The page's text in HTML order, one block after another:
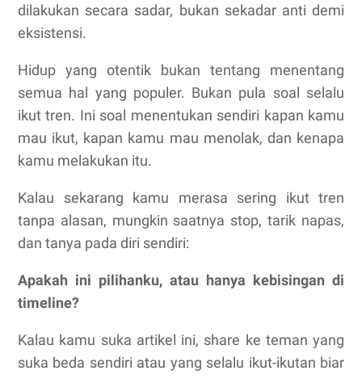
dilakukan secara sadar, bukan sekadar anti demi
eksistensi.
Hidup yang otentik bukan tentang menentang
semua hal yang populer. Bukan pula soal selalu
ikut tren. Ini soal menentukan sendiri kapan kamu
mau ikut, kapan kamu mau menolak, dan kenapa
kamu melakukan itu.
Kalau sekarang kamu merasa sering ikut tren
tanpa alasan, mungkin saatnya stop, tarik napas,
dan tanya pada diri sendiri:
Apakah ini pilihanku, atau hanya kebisingan di
timeline?
Kalau kamu suka artikel ini, share ke teman yang
suka beda sendiri atau yang selalu ikut-ikutan biar